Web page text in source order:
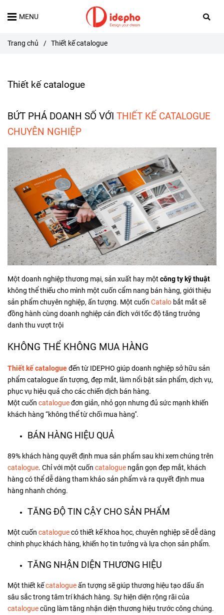
MENU
Trang chủ / Thiết kế catalogue
Thiết kế catalogue
BỨT PHÁ DOANH SỐ VỚI THIẾT KẾ CATALOGUE
CHUYÊN NGHIỆP
Một doanh nghiệp thương mại, sản xuất hay một công ty kỹ thuật
không thể thiếu cho mình một cuốn cẩm nang bán hàng, giới thiệu
sản phẩm chuyên nghiệp, ấn tượng. Một cuốn Catalo bắt mắt sẽ
đồng hành cùng doanh nghiệp cán đích với tốc độ tăng trưởng
danh thu vượt trội
KHÔNG THỂ KHÔNG MUA HÀNG
Thiết kế catalogueđến từ IDEPHO giúp doanh nghiệp sở hữu sản
phẩm catalogue ấn tượng, đẹp mắt, làm nổi bật sản phẩm, dịch vụ,
phục vụ hiệu quả cho các chiến dịch bán hàng.
Một cuốn catalogueđơn giản, nhỏ gọn nhưng đủ sức mạnh khiến
khách hàng “không thể từ chối mua hàng''.
BÁN HÀNG HIỆU QUẢ
89% khách hàng quyết định mua sản phẩm sau khi xem chúng trên
catalogue. Chỉ với một cuốn catalogue ngắn gọn đẹp mắt, khách
hàng có thể dễ dàng tham khảo sản phẩm và ra quyết định mua
hàng nhanh chóng.
TĂNG ĐỘ TIN CẬY CHO SẢN PHẨM
Một cuốn cataloguecó thiết kế khoa học, chuyên nghiệp sẽ dễ dàng
chinh phục khách hàng, khiến họ tin tưởng và lựa chọn sản phẩm.
TĂNG NHẬN DIỆN THƯƠNG HIỆU
Một thiết kếcatalogueấn tượng sẽ giúp thương hiệu tạo dấu ấn
sâu sắc trong tâm trí khách hàng. Sự hiện diện rộng rãi của
cataloguecũng làm tăng nhận diện thương hiệu trước công chúng.